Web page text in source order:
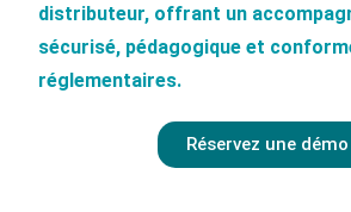
distributeur, offrant un
sécurisé, pédagogique et
réglementaires.
Réservez une démo